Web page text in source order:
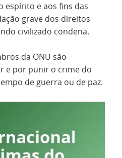
espírito e aos fins das
grave dos direitos
civilizado condena.
da ONU são
e por punir o crime do
de guerra ou de paz.